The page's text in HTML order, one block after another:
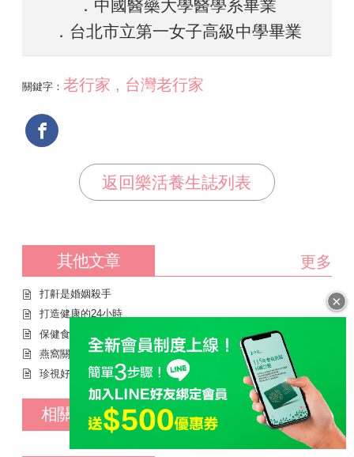
．中國醫藥大學醫學系畢業
．台北市立第一女子高級中學畢業
關鍵字： 老行家 , 台灣老行家
返回樂活養生誌列表
其他文章 更多
打鼾是婚姻殺手
打造健康的24小時
保健食品正確的 保存方法
燕窩關係行家影片 拍攝幕後花絮
珍視好孕 孕媽咪有感推薦-華 仔
相關產品推薦
×